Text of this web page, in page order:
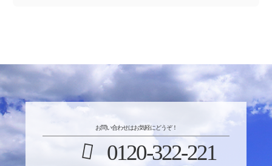
お問い合わせはお気軽にどうぞ！
0120-322-221